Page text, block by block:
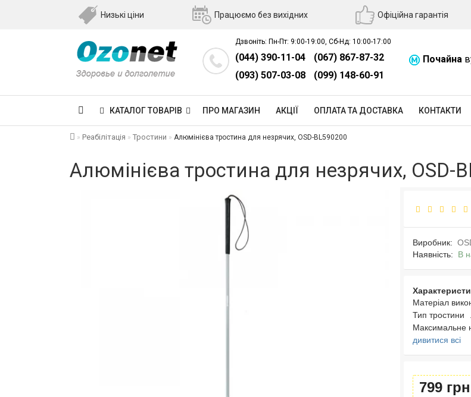
Низькі ціни Працюємо без вихідних Офіційна гарантія
Дзвоніть: Пн-Пт: 9:00-19:00, Сб-Нд: 10:00-17:00
(044) 390-11-04
(067) 867-87-32
(093) 507-03-08
(099) 148-60-91
Почайна
КАТАЛОГ ТОВАРІВ ПРО МАГАЗИН АКЦІЇ ОПЛАТА ТА ДОСТАВКА КОНТАКТИ
Реабілітація Тростини Алюмінієва тростина для незрячих, OSD-BL590200
Алюмінієва тростина для незрячих, OSD-
Виробник:
Наявність: В
Матеріал
Тип тростини
Максимальне
дивитися всі
799 грн